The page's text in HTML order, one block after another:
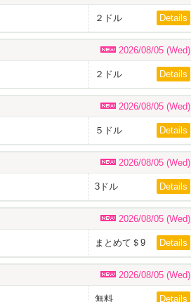
２ドル Details
2026/08/05 (Wed)
２ドル Details
2026/08/05 (Wed)
５ドル Details
2026/08/05 (Wed)
3ドル Details
2026/08/05 (Wed)
まとめて＄9 Details
2026/08/05 (Wed)
無料 Details